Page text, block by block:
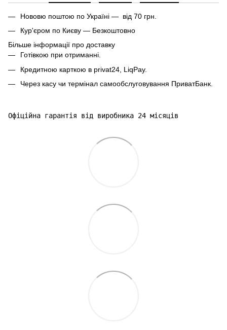
Нововю поштою по Україні — від 70 грн.
Кур'єром по Києву — Безкоштовно
Більше інформації про доставку
Готівкою при отриманні.
Кредитною карткою в privat24, LiqPay.
Через касу чи термінал самообслуговування ПриватБанк.
Офіційна гарантія від виробника 24 місяців